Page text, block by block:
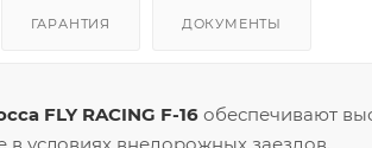
ГАРАНТИЯ ДОКУМЕНТЫ
FLY RACING F-16 обеспечивают
условиях внедорожных заездов.